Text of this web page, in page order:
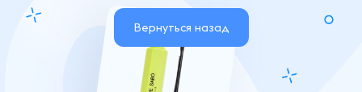
Вернуться назад